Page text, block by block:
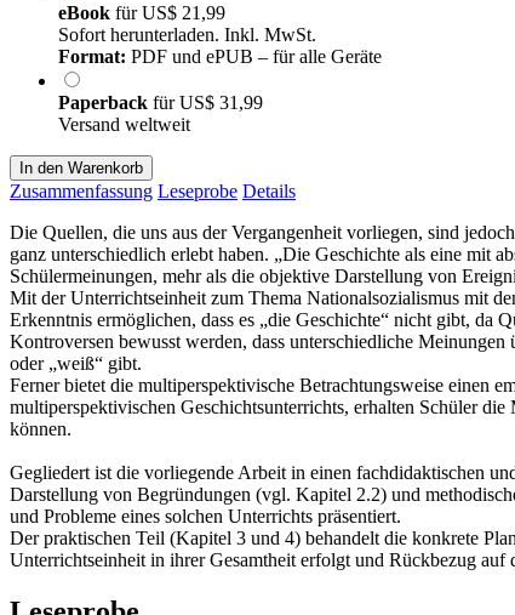
eBook fürUS$ 21,99
Sofort herunterladen. Inkl. MwSt.
Format: PDF und ePUB – für alle Geräte
Paperback fürUS$ 31,99
Versand weltweit
In den Warenkorb
Zusammenfassung Leseprobe Details
Die Quellen, die uns aus der Vergangenheit vorliegen, sind
ganz unterschiedlich erlebt haben. „Die Geschichte als eine mit
Schülermeinungen, mehr als die objektive Darstellung von
Mit der Unterrichtseinheit zum Thema Nationalsozialismus mit
Erkenntnis ermöglichen, dass es „die Geschichte“ nicht gibt, da
Kontroversen bewusst werden, dass unterschiedliche
oder „weiß“ gibt.
Ferner bietet die multiperspektivische Betrachtungsweise einen
multiperspektivischen Geschichtsunterrichts, erhalten Schüler
können.
Gegliedert ist die vorliegende Arbeit in einen fachdidaktischen
Darstellung von Begründungen (vgl. Kapitel 2.2) und
und Probleme eines solchen Unterrichts präsentiert.
Der praktischen Teil (Kapitel 3 und 4) behandelt die konkrete
Unterrichtseinheit in ihrer Gesamtheit erfolgt und Rückbezug